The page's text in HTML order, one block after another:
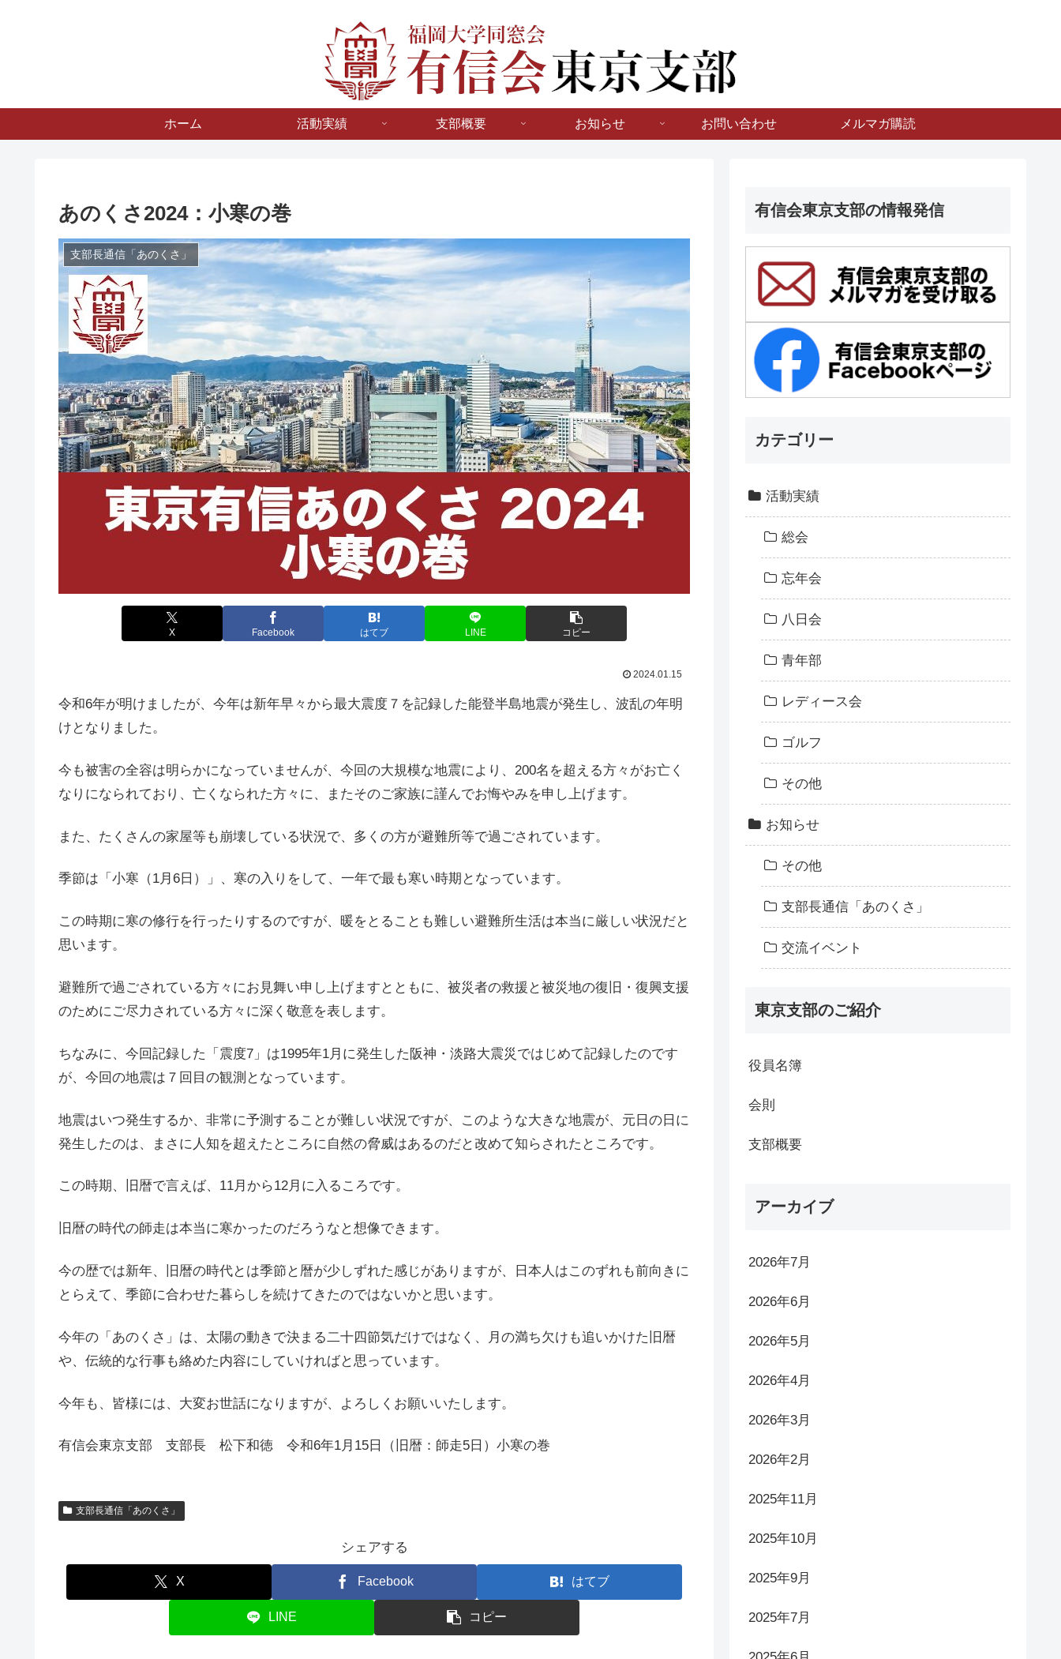
ホーム 活動実績 支部概要 お知らせ お問い合わせ メルマガ購読
あのくさ2024：小寒の巻
支部長通信「あのくさ」
X Facebook はてブ LINE コピー
2024.01.15
令和6年が明けましたが、今年は新年早々から最大震度７を記録した能登半島地震が発生し、波乱の年明
けとなりました。
今も被害の全容は明らかになっていませんが、今回の大規模な地震により、200名を超える方々がお亡く
なりになられており、亡くなられた方々に、またそのご家族に謹んでお悔やみを申し上げます。
また、たくさんの家屋等も崩壊している状況で、多くの方が避難所等で過ごされています。
季節は「小寒（1月6日）」、寒の入りをして、一年で最も寒い時期となっています。
この時期に寒の修行を行ったりするのですが、暖をとることも難しい避難所生活は本当に厳しい状況だと
思います。
避難所で過ごされている方々にお見舞い申し上げますとともに、被災者の救援と被災地の復旧・復興支援
のためにご尽力されている方々に深く敬意を表します。
ちなみに、今回記録した「震度7」は1995年1月に発生した阪神・淡路大震災ではじめて記録したのです
が、今回の地震は７回目の観測となっています。
地震はいつ発生するか、非常に予測することが難しい状況ですが、このような大きな地震が、元日の日に
発生したのは、まさに人知を超えたところに自然の脅威はあるのだと改めて知らされたところです。
この時期、旧暦で言えば、11月から12月に入るころです。
旧暦の時代の師走は本当に寒かったのだろうなと想像できます。
今の歴では新年、旧暦の時代とは季節と暦が少しずれた感じがありますが、日本人はこのずれも前向きに
とらえて、季節に合わせた暮らしを続けてきたのではないかと思います。
今年の「あのくさ」は、太陽の動きで決まる二十四節気だけではなく、月の満ち欠けも追いかけた旧暦
や、伝統的な行事も絡めた内容にしていければと思っています。
今年も、皆様には、大変お世話になりますが、よろしくお願いいたします。
有信会東京支部 支部長 松下和徳 令和6年1月15日（旧暦：師走5日）小寒の巻
支部長通信「あのくさ」
シェアする
X Facebook はてブ
LINE コピー
有信会東京支部の情報発信
カテゴリー
活動実績
総会
忘年会
八日会
青年部
レディース会
ゴルフ
その他
お知らせ
その他
支部長通信「あのくさ」
交流イベント
東京支部のご紹介
役員名簿
会則
支部概要
アーカイブ
2026年7月
2026年6月
2026年5月
2026年4月
2026年3月
2026年2月
2025年11月
2025年10月
2025年9月
2025年7月